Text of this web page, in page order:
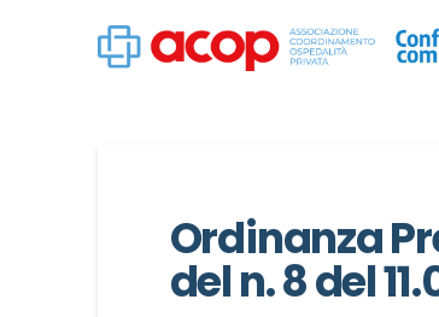
Ordinanza
del n. 8 del